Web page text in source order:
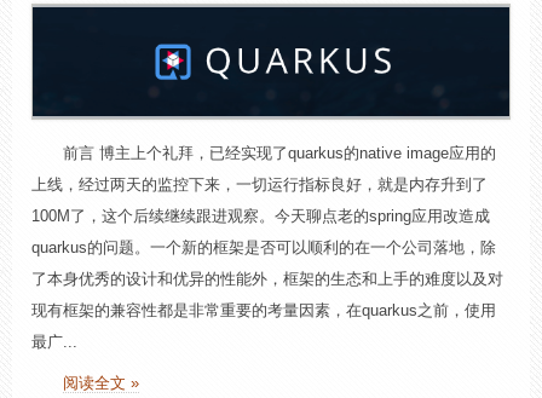
前言 博主上个礼拜，已经实现了quarkus的native image应用的
上线，经过两天的监控下来，一切运行指标良好，就是内存升到了
100M了，这个后续继续跟进观察。今天聊点老的spring应用改造成
quarkus的问题。一个新的框架是否可以顺利的在一个公司落地，除
了本身优秀的设计和优异的性能外，框架的生态和上手的难度以及对
现有框架的兼容性都是非常重要的考量因素，在quarkus之前，使用
最广...
阅读全文 »